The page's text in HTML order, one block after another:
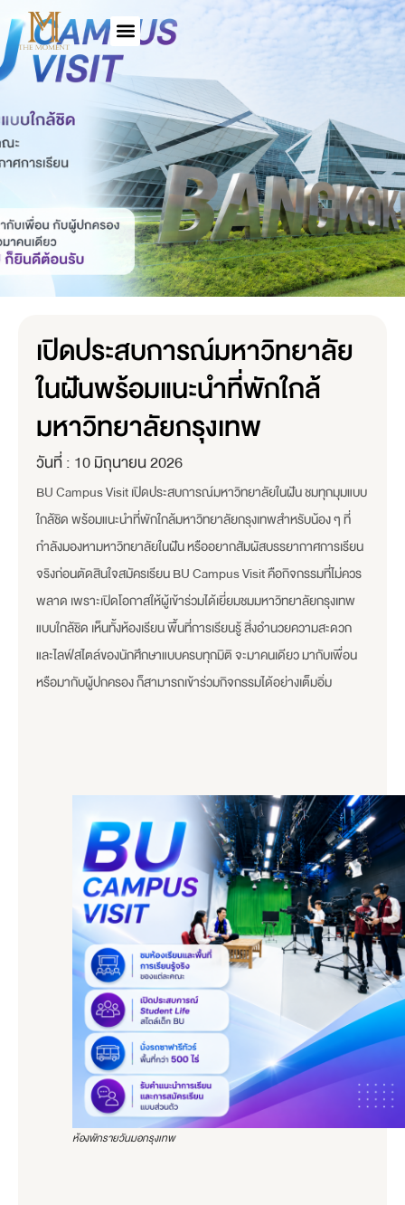
เปิดประสบการณ์มหาวิทยาลัย
ในฝันพร้อมแนะนำที่พักใกล้
มหาวิทยาลัยกรุงเทพ
วันที่ : 10 มิถุนายน 2026
BU Campus Visit เปิดประสบการณ์มหาวิทยาลัยในฝัน ชมทุกมุมแบบ
ใกล้ชิด พร้อมแนะนำที่พักใกล้มหาวิทยาลัยกรุงเทพสำหรับน้อง ๆ ที่
กำลังมองหามหาวิทยาลัยในฝัน หรืออยากสัมผัสบรรยากาศการเรียน
จริงก่อนตัดสินใจสมัครเรียน BU Campus Visit คือกิจกรรมที่ไม่ควร
พลาด เพราะเปิดโอกาสให้ผู้เข้าร่วมได้เยี่ยมชมมหาวิทยาลัยกรุงเทพ
แบบใกล้ชิด เห็นทั้งห้องเรียน พื้นที่การเรียนรู้ สิ่งอำนวยความสะดวก
และไลฟ์สไตล์ของนักศึกษาแบบครบทุกมิติ จะมาคนเดียว มากับเพื่อน
หรือมากับผู้ปกครอง ก็สามารถเข้าร่วมกิจกรรมได้อย่างเต็มอิ่ม
ห้องพักรายวันมอกรุงเทพ